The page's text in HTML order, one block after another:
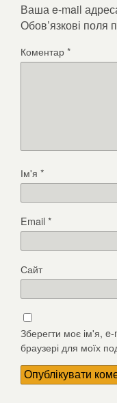
Ваша e-mail
Обов’язкові поля
Коментар*
Ім'я *
Email*
Сайт
Зберегти моє ім'я,
браузері для моїх